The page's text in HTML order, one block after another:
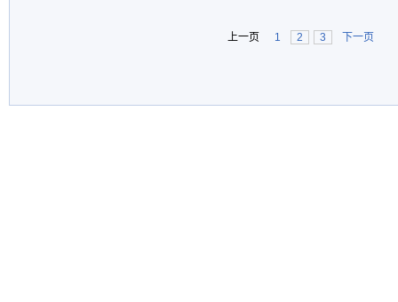
上一页 1 2 3 下一页